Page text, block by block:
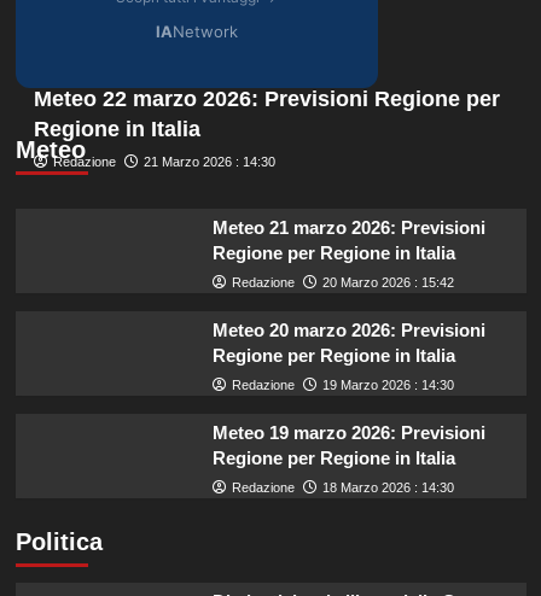
IANetwork
Meteo
Meteo 22 marzo 2026: Previsioni Regione per
Regione in Italia
Redazione 21 Marzo 2026 : 14:30
Meteo 21 marzo 2026: Previsioni
Regione per Regione in Italia
Redazione 20 Marzo 2026 : 15:42
Meteo 20 marzo 2026: Previsioni
Regione per Regione in Italia
Redazione 19 Marzo 2026 : 14:30
Meteo 19 marzo 2026: Previsioni
Regione per Regione in Italia
Redazione 18 Marzo 2026 : 14:30
Politica